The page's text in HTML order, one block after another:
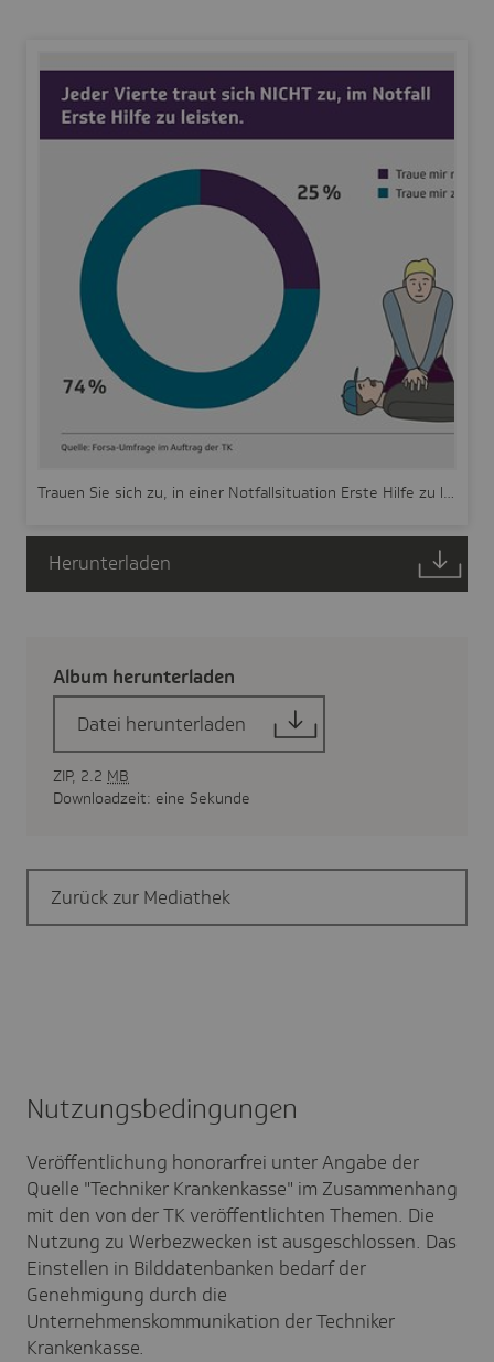
Trauen Sie sich zu, in einer Notfallsituation Erste Hilfe zu leisten?
Herunterladen
Album herun­ter­laden
Datei herunterladen
ZIP, 2.2 MB
Downloadzeit: eine Sekunde
Zurück zur Mediathek
Nutzungs­be­din­gungen
Veröffentlichung honorarfrei unter Angabe der
Quelle "Techniker Krankenkasse" im Zusammenhang
mit den von der TK veröffentlichten Themen. Die
Nutzung zu Werbezwecken ist ausgeschlossen. Das
Einstellen in Bilddatenbanken bedarf der
Genehmigung durch die
Unternehmenskommunikation der Techniker
Krankenkasse.